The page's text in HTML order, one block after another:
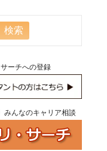
ーチへの登録
みんなのキャリア相談